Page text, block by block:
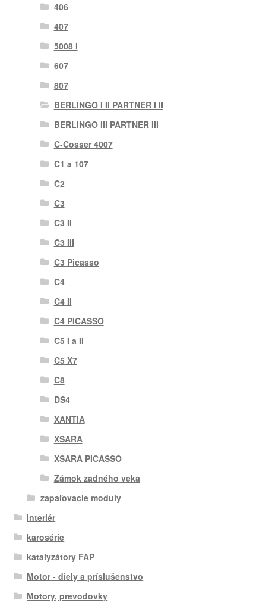
406
407
5008 I
607
807
BERLINGO I II PARTNER I II
BERLINGO III PARTNER III
C-Cosser 4007
C1 a 107
C2
C3
C3 II
C3 III
C3 Picasso
C4
C4 II
C4 PICASSO
C5 I a II
C5 X7
C8
DS4
XANTIA
XSARA
XSARA PICASSO
Zámok zadného veka
zapaľovacie moduly
interiér
karosérie
katalyzátory FAP
Motor - diely a príslušenstvo
Motory, prevodovky